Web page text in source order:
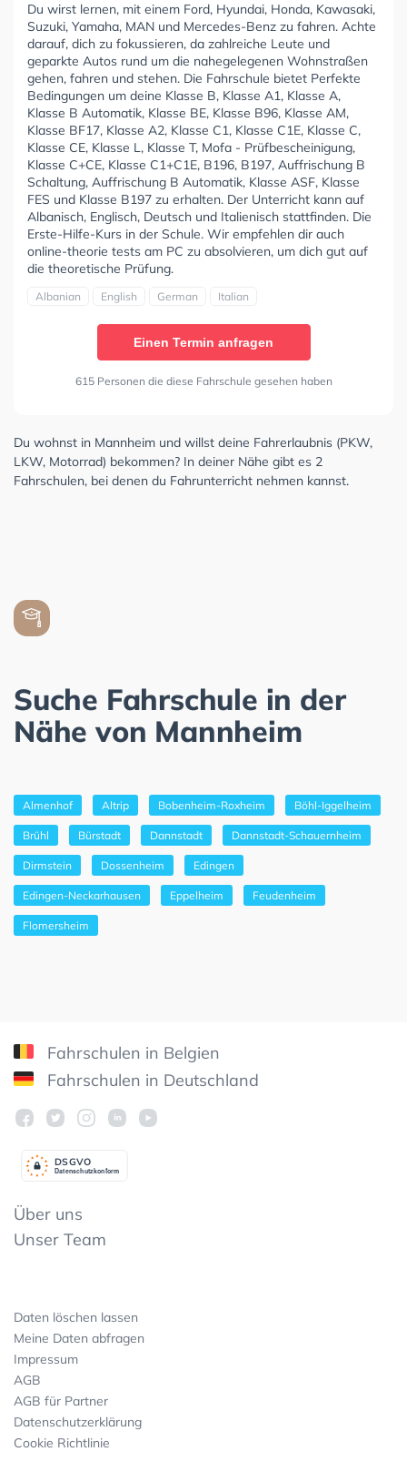
Du wirst lernen, mit einem Ford, Hyundai, Honda, Kawasaki,
Suzuki, Yamaha, MAN und Mercedes-Benz zu fahren. Achte
darauf, dich zu fokussieren, da zahlreiche Leute und
geparkte Autos rund um die nahegelegenen Wohnstraßen
gehen, fahren und stehen. Die Fahrschule bietet Perfekte
Bedingungen um deine Klasse B, Klasse A1, Klasse A,
Klasse B Automatik, Klasse BE, Klasse B96, Klasse AM,
Klasse BF17, Klasse A2, Klasse C1, Klasse C1E, Klasse C,
Klasse CE, Klasse L, Klasse T, Mofa - Prüfbescheinigung,
Klasse C+CE, Klasse C1+C1E, B196, B197, Auffrischung B
Schaltung, Auffrischung B Automatik, Klasse ASF, Klasse
FES und Klasse B197 zu erhalten. Der Unterricht kann auf
Albanisch, Englisch, Deutsch und Italienisch stattfinden. Die
Erste-Hilfe-Kurs in der Schule. Wir empfehlen dir auch
online-theorie tests am PC zu absolvieren, um dich gut auf
die theoretische Prüfung.
Albanian English German Italian
Einen Termin anfragen
615 Personen die diese Fahrschule gesehen haben
Du wohnst in Mannheim und willst deine Fahrerlaubnis (PKW,
LKW, Motorrad) bekommen? In deiner Nähe gibt es 2
Fahrschulen, bei denen du Fahrunterricht nehmen kannst.
Suche Fahrschule in der
Nähe von Mannheim
Almenhof Altrip Bobenheim-Roxheim Böhl-Iggelheim
Brühl Bürstadt Dannstadt Dannstadt-Schauernheim
Dirmstein Dossenheim Edingen
Edingen-Neckarhausen Eppelheim Feudenheim
Flomersheim
Fahrschulen in Belgien
Fahrschulen in Deutschland
Datenschutzkonform
DSGVO
Über uns
Unser Team
Daten löschen lassen
Meine Daten abfragen
Impressum
AGB
AGB für Partner
Datenschutzerklärung
Cookie Richtlinie